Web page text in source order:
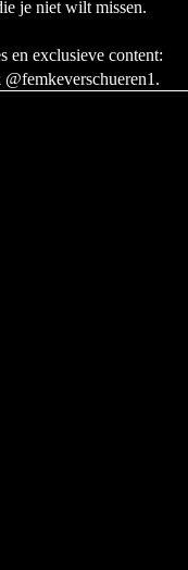
je niet wilt missen.
en exclusieve content: